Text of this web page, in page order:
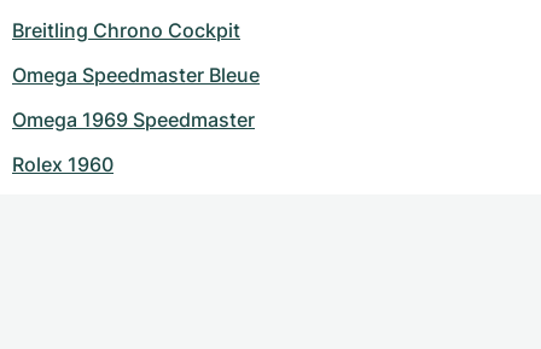
Breitling Chrono Cockpit
Omega Speedmaster Bleue
Omega 1969 Speedmaster
Rolex 1960